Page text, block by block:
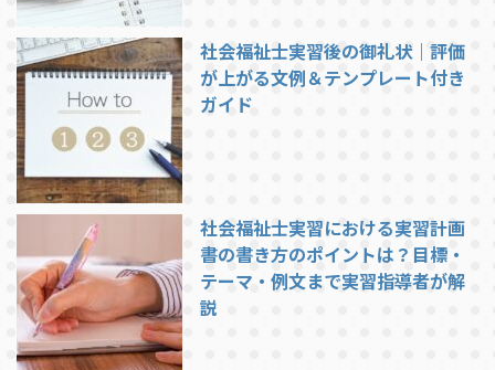
社会福祉士実習後の御礼状｜評価
が上がる文例＆テンプレート付き
ガイド
社会福祉士実習における実習計画
書の書き方のポイントは？目標・
テーマ・例文まで実習指導者が解
説